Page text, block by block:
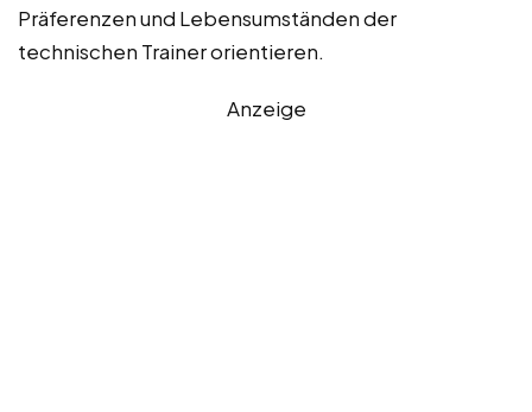
Präferenzen und Lebensumständen der
technischen Trainer orientieren.
Anzeige